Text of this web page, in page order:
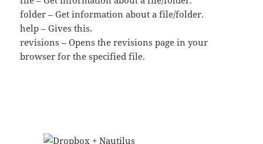
folder – Get information about a file/folder.
help – Gives this.
revisions – Opens the revisions page in your
browser for the specified file.